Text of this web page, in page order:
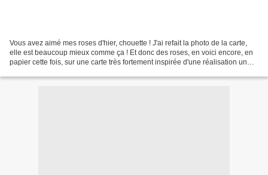
Vous avez aimé mes roses d'hier, chouette ! J'ai refait la photo de la carte,
elle est beaucoup mieux comme ça ! Et donc des roses, en voici encore, en
papier cette fois, sur une carte très fortement inspirée d'une réalisation un